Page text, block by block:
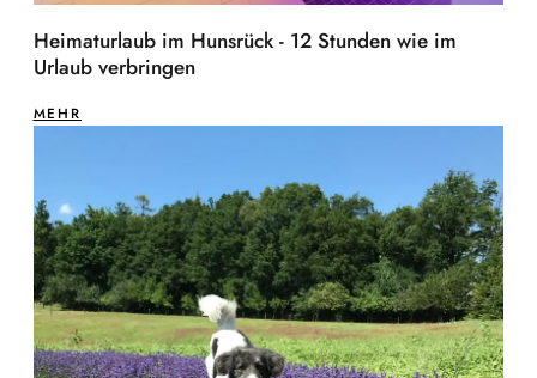
Heimaturlaub im Hunsrück - 12 Stunden wie im
Urlaub verbringen
MEHR